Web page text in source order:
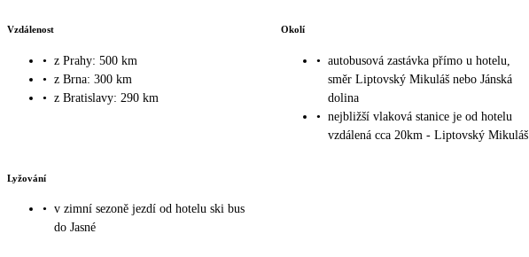
Vzdálenost
• z Prahy: 500 km
• z Brna: 300 km
• z Bratislavy: 290 km
Okolí
• autobusová zastávka přímo u hotelu,
směr Liptovský Mikuláš nebo Jánská
dolina
• nejbližší vlaková stanice je od hotelu
vzdálená cca 20km - Liptovský Mikuláš
Lyžování
• v zimní sezoně jezdí od hotelu ski bus
do Jasné